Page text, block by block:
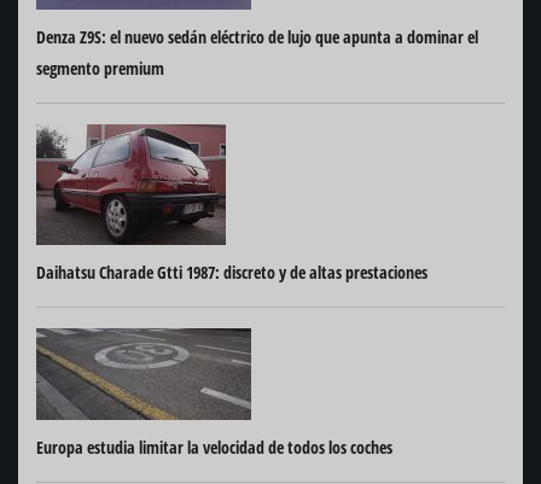
Denza Z9S: el nuevo sedán eléctrico de lujo que apunta a dominar el
segmento premium
Daihatsu Charade Gtti 1987: discreto y de altas prestaciones
Europa estudia limitar la velocidad de todos los coches